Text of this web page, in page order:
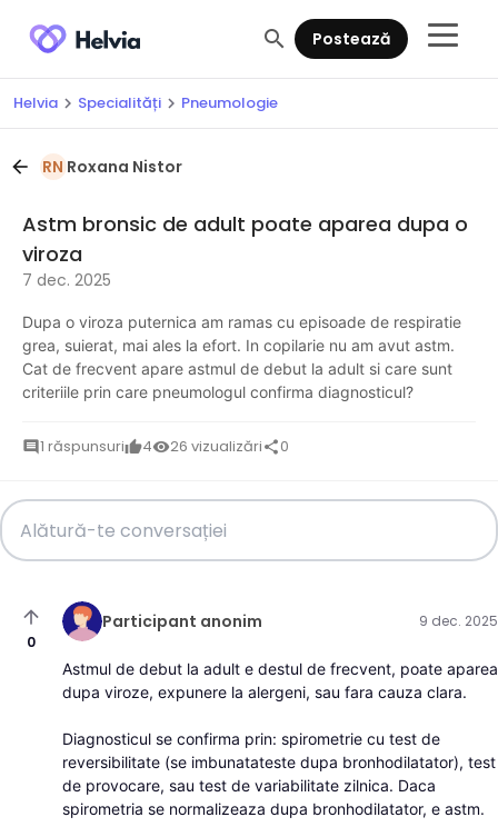
search Postează
Helvia chevron_right Specialități chevron_right Pneumologie
arrow_back RN Roxana Nistor
Astm bronsic de adult poate aparea dupa o
viroza
7 dec. 2025
Dupa o viroza puternica am ramas cu episoade de respiratie
grea, suierat, mai ales la efort. In copilarie nu am avut astm.
Cat de frecvent apare astmul de debut la adult si care sunt
criteriile prin care pneumologul confirma diagnosticul?
comment 1 răspunsurithumb_up4visibility26 vizualizărishare0
arrow_upward
0
Participant anonim 9 dec. 2025
Astmul de debut la adult e destul de frecvent, poate aparea
dupa viroze, expunere la alergeni, sau fara cauza clara.
Diagnosticul se confirma prin: spirometrie cu test de
reversibilitate (se imbunatateste dupa bronhodilatator), test
de provocare, sau test de variabilitate zilnica. Daca
spirometria se normalizeaza dupa bronhodilatator, e astm.